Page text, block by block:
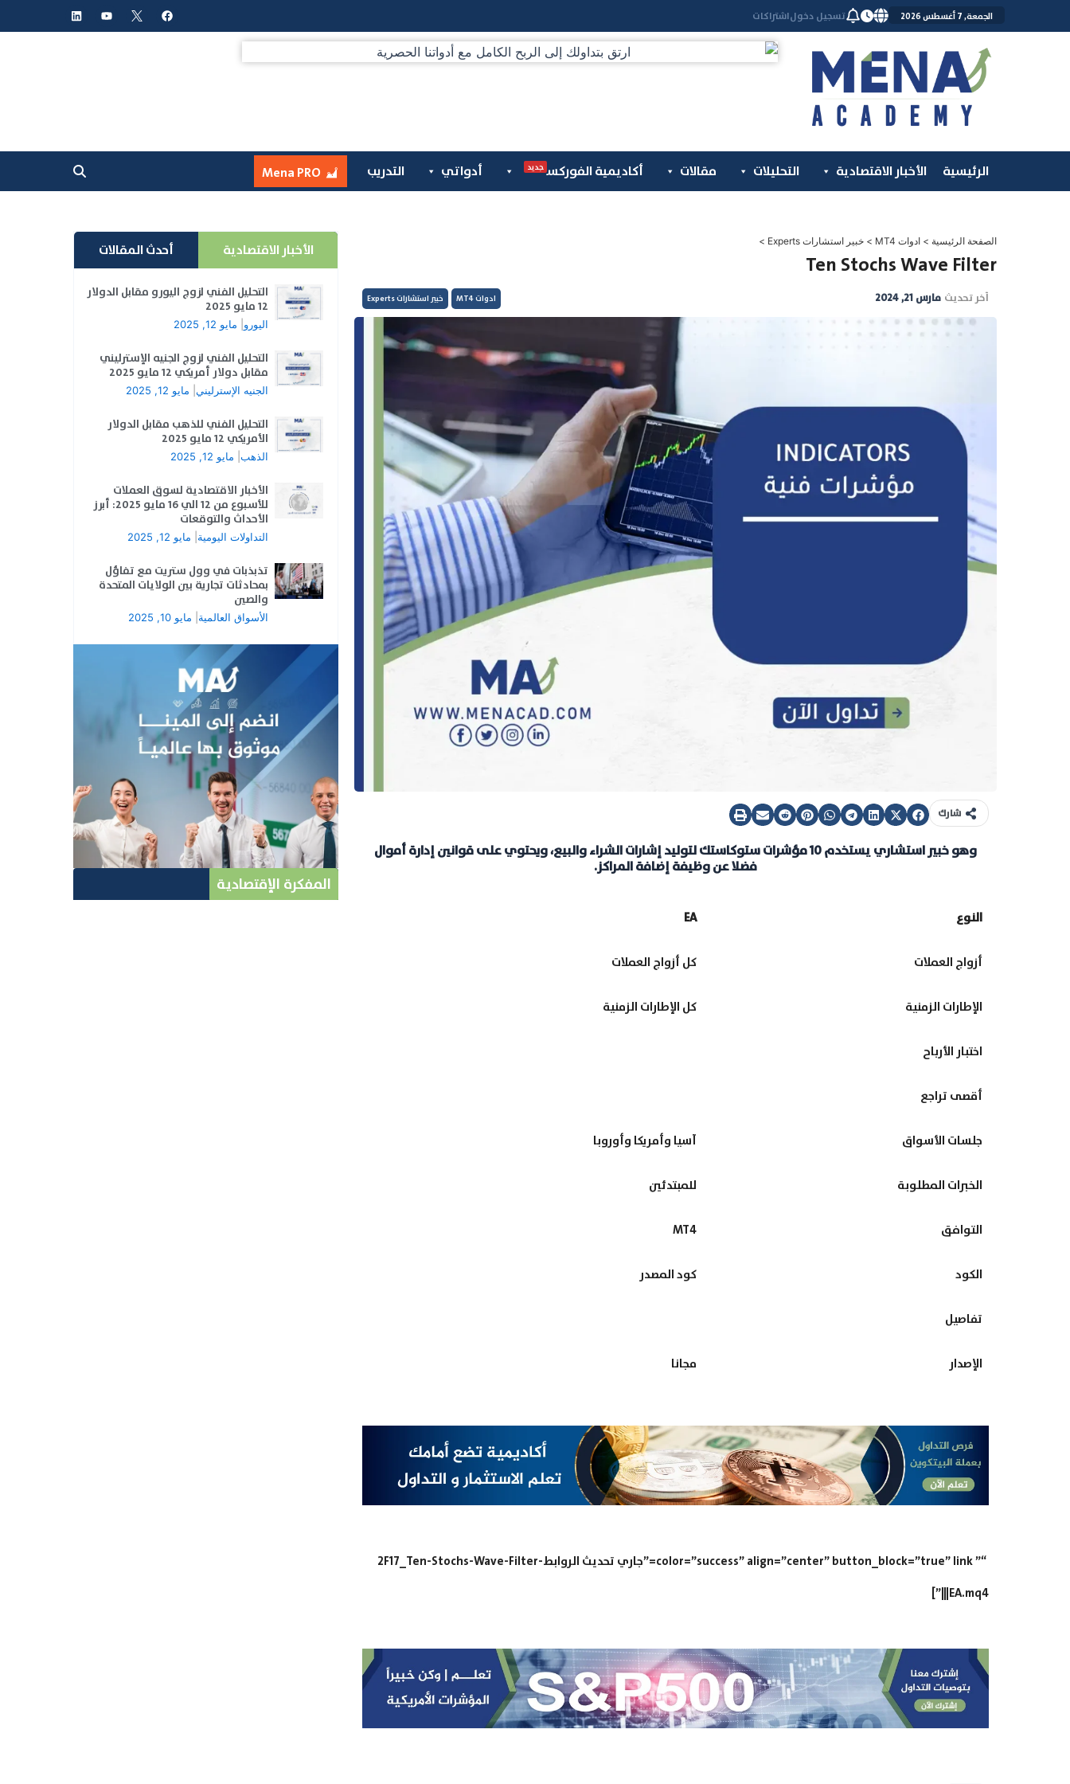
إلى
الجمعة, 7 أغسطس 2026 تسجيل دخولاشتراكات
F
a
c
Y
o
u
L
i
n
الرئيسية الأخبار الاقتصادية التحليلات مقالات أكاديمية الفوركس جديد أدواتي التدريب Mena PRO
الصفحة الرئيسية > ادوات MT4 > خبير استشارات Experts >
Ten Stochs Wave Filter
آخر تحديث مارس 21, 2024 ادوات MT4 خبير استشارات Experts
شارك
وهو خبير استشاري يستخدم 10 مؤشرات ستوكاستك لتوليد إشارات الشراء والبيع، ويحتوي على قوانين إدارة أموال
فضلا عن وظيفة إضافة المراكز.
النوع EA
أزواج العملات كل أزواج العملات
الإطارات الزمنية كل الإطارات الزمنية
اختبار الأرباح
أقصى تراجع
جلسات الأسواق آسيا وأمريكا وأوروبا
الخبرات المطلوبة للمبتدئين
التوافق MT4
الكود كود المصدر
تفاصيل
الإصدار مجانا
“” color=”success” align=”center” button_block=”true” link=”جاري تحديث الروابط2F17_Ten-Stochs-Wave-Filter-
EA.mq4|||”]
الأخبار الاقتصادية أحدث المقالات
التحليل الفني لزوج اليورو مقابل الدولار
12 مايو 2025
اليورو مايو 12, 2025
التحليل الفني لزوج الجنيه الإسترليني
مقابل دولار أمريكي 12 مايو 2025
الجنيه الإسترليني مايو 12, 2025
التحليل الفني للذهب مقابل الدولار
الأمريكي 12 مايو 2025
الذهب مايو 12, 2025
الأخبار الاقتصادية لسوق العملات
للأسبوع من 12 الي 16 مايو 2025: أبرز
الأحداث والتوقعات
التداولات اليومية مايو 12, 2025
تذبذبات في وول ستريت مع تفاؤل
بمحادثات تجارية بين الولايات المتحدة
والصين
الأسواق العالمية مايو 10, 2025
المفكرة الإقتصادية